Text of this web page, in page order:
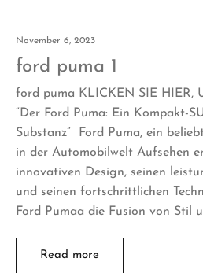
November 6, 2023
ford puma 1
ford puma KLICKEN SIE HIER,
“Der Ford Puma: Ein Kompakt-
Substanz” Ford Puma, ein
in der Automobilwelt Aufsehen
innovativen Design, seinen
und seinen fortschrittlichen
Ford Pumaa die Fusion von Stil
Read more